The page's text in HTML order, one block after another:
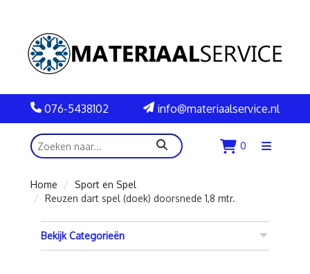
076-5438102 info@materiaalservice.nl
zoeken 0
Menu
Home
Sport en Spel
Reuzen dart spel (doek) doorsnede 1,8 mtr.
Bekijk Categorieën